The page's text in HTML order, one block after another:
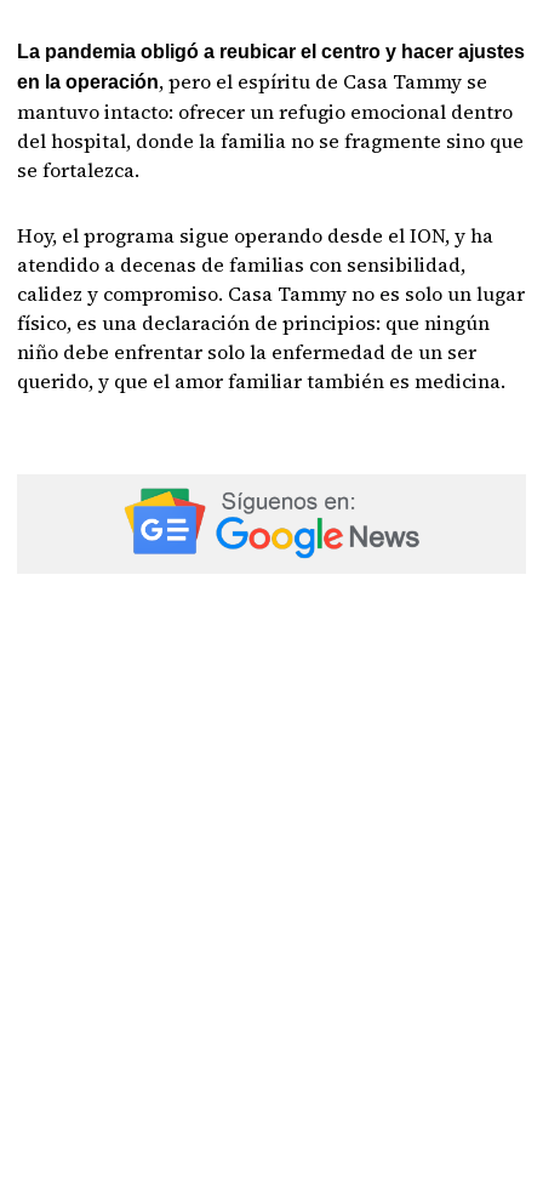
La pandemia obligó a reubicar el centro y hacer ajustes
en la operación, pero el espíritu de Casa Tammy se
mantuvo intacto: ofrecer un refugio emocional dentro
del hospital, donde la familia no se fragmente sino que
se fortalezca.
Hoy, el programa sigue operando desde el ION, y ha
atendido a decenas de familias con sensibilidad,
calidez y compromiso. Casa Tammy no es solo un lugar
físico, es una declaración de principios: que ningún
niño debe enfrentar solo la enfermedad de un ser
querido, y que el amor familiar también es medicina.